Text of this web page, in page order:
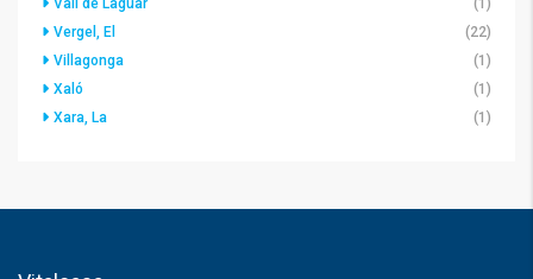
Vall de Laguar
(1)
Vergel, El
(22)
Villagonga
(1)
Xaló
(1)
Xara, La
(1)